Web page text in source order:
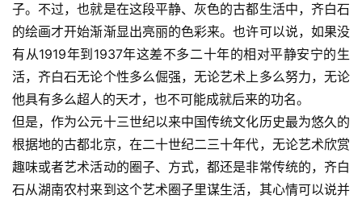
子。不过，也就是在这段平静、灰色的古都生活中，齐白石
的绘画才开始渐渐显出亮丽的色彩来。也许可以说，如果没
有从1919年到1937年这差不多二十年的相对平静安宁的生
活，齐白石无论个性多么倔强，无论艺术上多么努力，无论
他具有多么超人的天才，也不可能成就后来的功名。
但是，作为公元十三世纪以来中国传统文化历史最为悠久的
根据地的古都北京，在二十世纪二三十年代，无论艺术欣赏
趣味或者艺术活动的圈子、方式，都还是非常传统的，齐白
石从湖南农村来到这个艺术圈子里谋生活，其心情可以说并